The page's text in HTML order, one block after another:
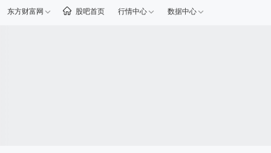
东方财富网 股吧首页 行情中心 数据中心